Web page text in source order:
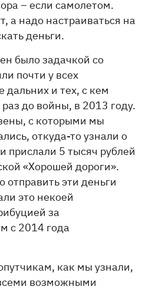
– если самолетом.
а надо настраиваться на
деньги.
было задачкой со
почти у всех
дальних и тех, с кем
до войны, в 2013 году.
с которыми мы
откуда-то узнали о
прислали 5 тысяч рублей
«Хорошей дороги».
эти деньги
это некоей
за
с 2014 года
как мы узнали,
возможными